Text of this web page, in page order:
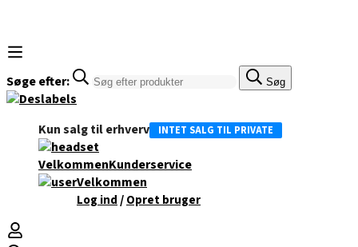
Søge efter: Søg
Kun salg til erhverv INTET SALG TIL PRIVATE
VelkommenKunderservice
Velkommen
Log ind/Opret bruger